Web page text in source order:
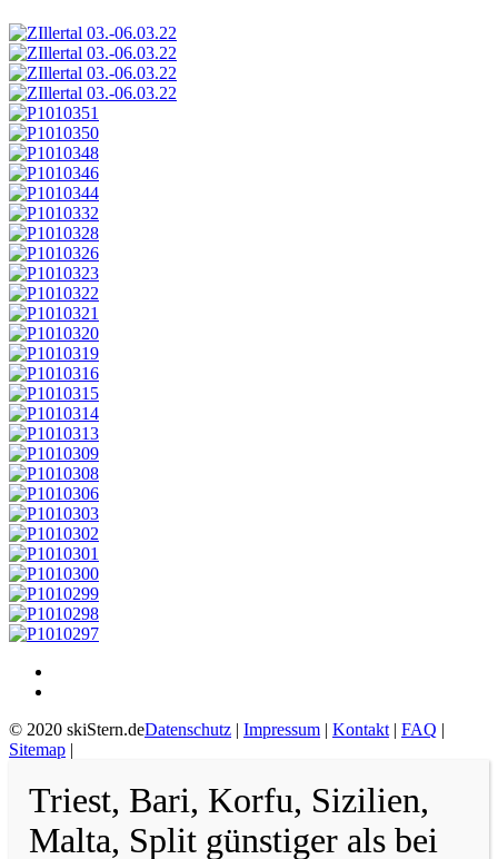
© 2020 skiStern.deDatenschutz | Impressum | Kontakt | FAQ |
Sitemap |
Triest, Bari, Korfu, Sizilien,
Malta, Split günstiger als bei